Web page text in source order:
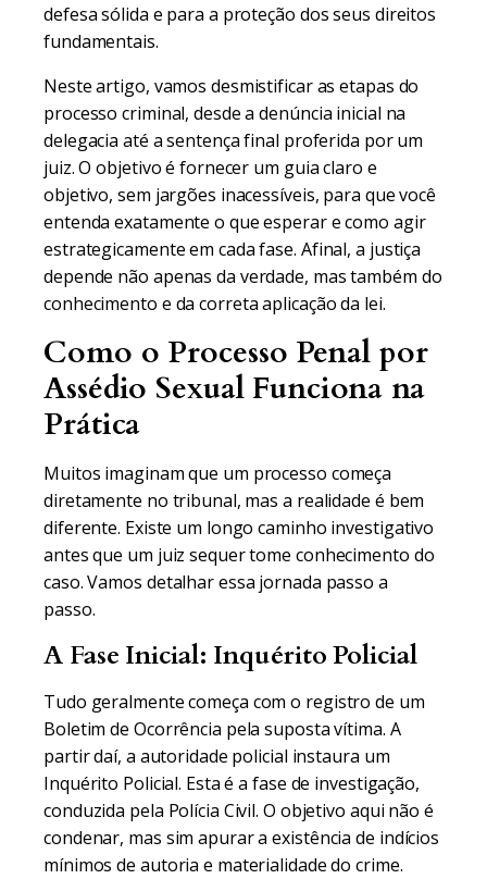
defesa sólida e para a proteção dos seus direitos
fundamentais.
Neste artigo, vamos desmistificar as etapas do
processo criminal, desde a denúncia inicial na
delegacia até a sentença final proferida por um
juiz. O objetivo é fornecer um guia claro e
objetivo, sem jargões inacessíveis, para que você
entenda exatamente o que esperar e como agir
estrategicamente em cada fase. Afinal, a justiça
depende não apenas da verdade, mas também do
conhecimento e da correta aplicação da lei.
Como o Processo Penal por
Assédio Sexual Funciona na
Prática
Muitos imaginam que um processo começa
diretamente no tribunal, mas a realidade é bem
diferente. Existe um longo caminho investigativo
antes que um juiz sequer tome conhecimento do
caso. Vamos detalhar essa jornada passo a
passo.
A Fase Inicial: Inquérito Policial
Tudo geralmente começa com o registro de um
Boletim de Ocorrência pela suposta vítima. A
partir daí, a autoridade policial instaura um
Inquérito Policial. Esta é a fase de investigação,
conduzida pela Polícia Civil. O objetivo aqui não é
condenar, mas sim apurar a existência de indícios
mínimos de autoria e materialidade do crime.